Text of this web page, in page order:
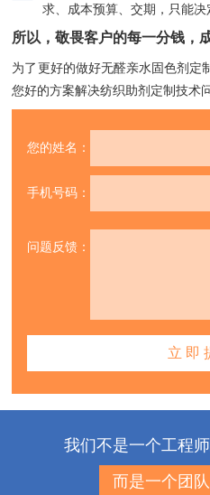
求、成本预算、交期，只能决
所以，敬畏客户的每一分钱，
为了更好的做好无醛亲水固色剂定
您好的方案解决纺织助剂定制技术
您的姓名：
手机号码：
问题反馈：
我们不是一个工程
而是一个团